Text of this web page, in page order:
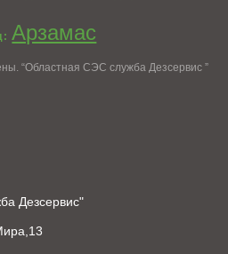
Арзамас
“Областная СЭС служба Дезсервис ”
Дезсервис"